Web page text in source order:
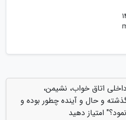
اتاق خواب، نشیمن،
و حال و آینده چطور بوده و
امتیاز دهید